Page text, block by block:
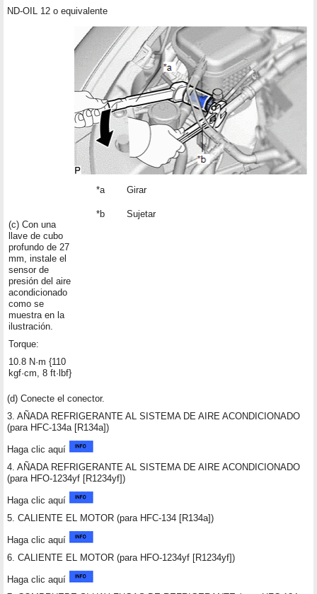
ND-OIL 12 o equivalente
(c) Con una
llave de cubo
profundo de 27
mm, instale el
sensor de
presión del aire
acondicionado
como se
muestra en la
ilustración.
Torque:
10.8 N·m {110
kgf·cm, 8 ft·lbf}
*a Girar
*b Sujetar
(d) Conecte el conector.
3. AÑADA REFRIGERANTE AL SISTEMA DE AIRE ACONDICIONADO
(para HFC-134a [R134a])
Haga clic aquí
4. AÑADA REFRIGERANTE AL SISTEMA DE AIRE ACONDICIONADO
(para HFO-1234yf [R1234yf])
Haga clic aquí
5. CALIENTE EL MOTOR (para HFC-134 [R134a])
Haga clic aquí
6. CALIENTE EL MOTOR (para HFO-1234yf [R1234yf])
Haga clic aquí